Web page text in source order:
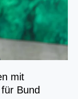
mit
Bund